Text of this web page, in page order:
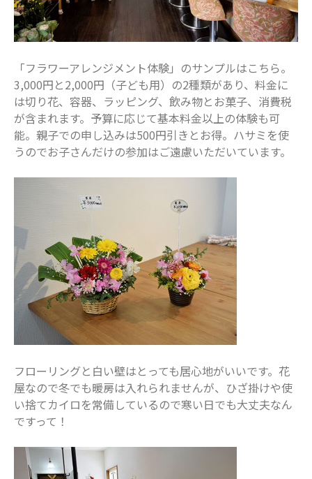
2021年3月
2021年2月
2020年12月
2020年11月
2020年10月
2020年9月
2020年8月
2020年5月
2020年3月
2020年2月
2020年1月
2019年12月
2019年11月
2019年9月
2019年8月
「フラワーアレンジメント体験」のサンプルはこちら。
3,000円と2,000円（子ども用）の2種類があり、料金に
は切り花、容器、ラッピング、飲み物とお菓子、消費税
が含まれます。予算に応じて基本料金以上の体験も可
能。親子での申し込みは500円引きとお得。ハサミを使
うのでお子さんだけの参加はご遠慮いただいています。
フローリングと白い壁はとっても居心地がいいです。花
屋なので冬でも暖房は入れられませんが、ひざ掛けや使
い捨てカイロを常備しているので寒い日でも大丈夫なん
ですって！